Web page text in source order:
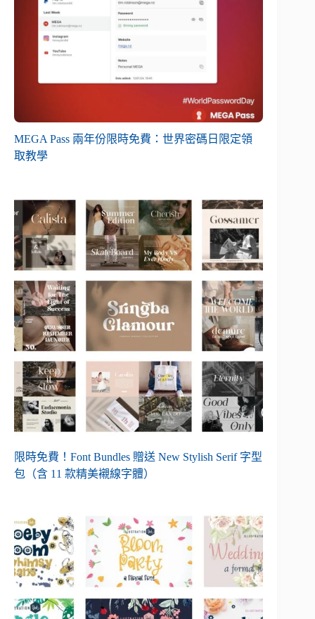
MEGA Pass 兩年份限時免費：世界密碼日限定領
取教學
限時免費！Font Bundles 贈送 New Stylish Serif 字型
包（含 11 款精美襯線字體）